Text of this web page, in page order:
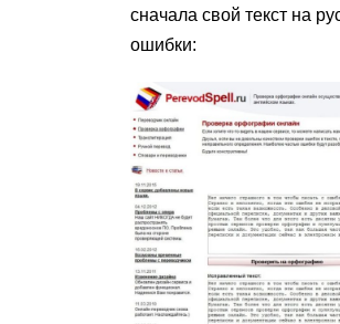
сначала свой текст на
ошибки: